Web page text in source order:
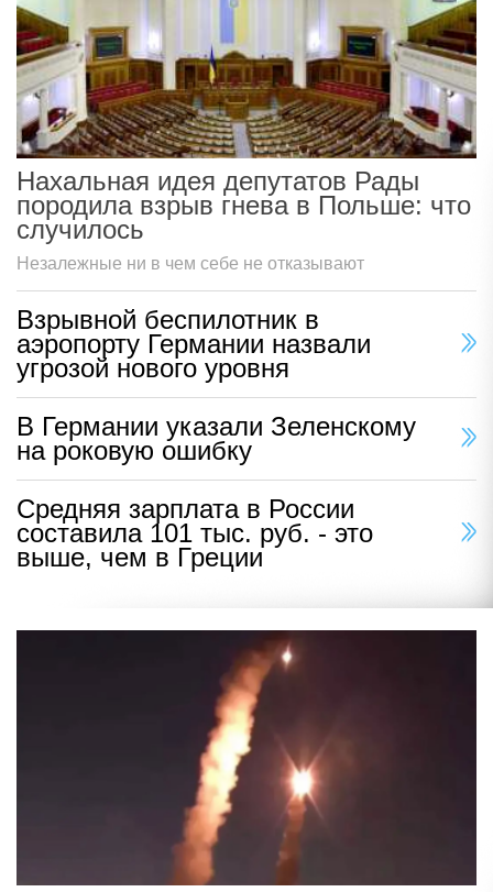
Нахальная идея депутатов Рады
породила взрыв гнева в Польше: что
случилось
Незалежные ни в чем себе не отказывают
Взрывной беспилотник в
аэропорту Германии назвали
угрозой нового уровня
В Германии указали Зеленскому
на роковую ошибку
Средняя зарплата в России
составила 101 тыс. руб. - это
выше, чем в Греции